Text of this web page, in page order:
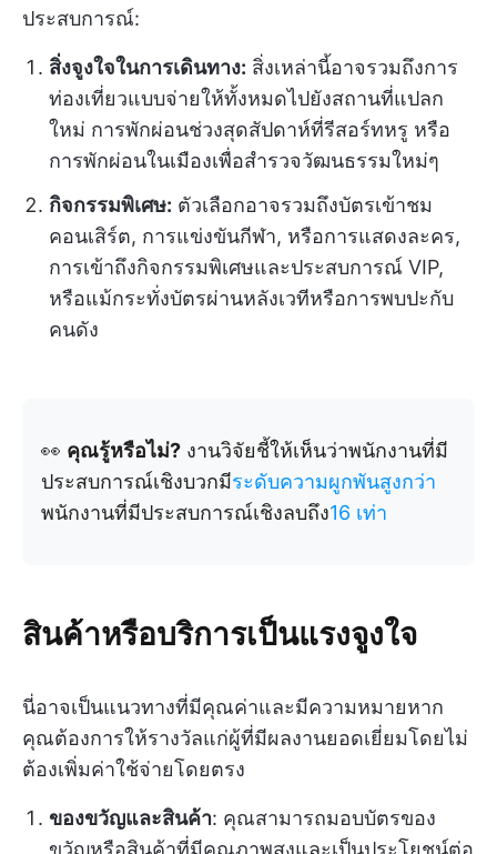
ประสบการณ์:
สิ่งจูงใจในการเดินทาง: สิ่งเหล่านี้อาจรวมถึงการ
ท่องเที่ยวแบบจ่ายให้ทั้งหมดไปยังสถานที่แปลก
ใหม่ การพักผ่อนช่วงสุดสัปดาห์ที่รีสอร์ทหรู หรือ
การพักผ่อนในเมืองเพื่อสำรวจวัฒนธรรมใหม่ๆ
กิจกรรมพิเศษ: ตัวเลือกอาจรวมถึงบัตรเข้าชม
คอนเสิร์ต, การแข่งขันกีฬา, หรือการแสดงละคร,
การเข้าถึงกิจกรรมพิเศษและประสบการณ์ VIP,
หรือแม้กระทั่งบัตรผ่านหลังเวทีหรือการพบปะกับ
คนดัง
👀 คุณรู้หรือไม่? งานวิจัยชี้ให้เห็นว่าพนักงานที่มี
ประสบการณ์เชิงบวกมีระดับความผูกพันสูงกว่า
พนักงานที่มีประสบการณ์เชิงลบถึง16 เท่า
สินค้าหรือบริการเป็นแรงจูงใจ
นี่อาจเป็นแนวทางที่มีคุณค่าและมีความหมายหาก
คุณต้องการให้รางวัลแก่ผู้ที่มีผลงานยอดเยี่ยมโดยไม่
ต้องเพิ่มค่าใช้จ่ายโดยตรง
ของขวัญและสินค้า: คุณสามารถมอบบัตรของ
ขวัญหรือสินค้าที่มีคุณภาพสูงและเป็นประโยชน์ต่อ